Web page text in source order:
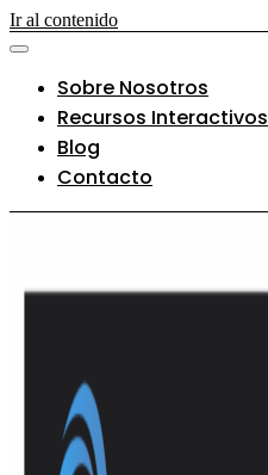
Ir al contenido
Sobre Nosotros
Recursos Interactivos
Blog
Contacto